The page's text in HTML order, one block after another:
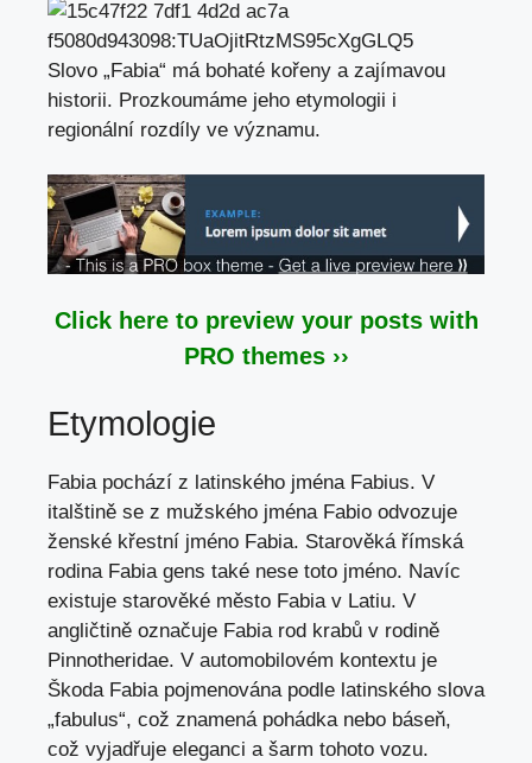
Slovo „Fabia“ má bohaté kořeny a zajímavou
historii. Prozkoumáme jeho etymologii i
regionální rozdíly ve významu.
Click here to preview your posts with
PRO themes ››
Etymologie
Fabia pochází z latinského jména Fabius. V
italštině se z mužského jména Fabio odvozuje
ženské křestní jméno Fabia. Starověká římská
rodina Fabia gens také nese toto jméno. Navíc
existuje starověké město Fabia v Latiu. V
angličtině označuje Fabia rod krabů v rodině
Pinnotheridae. V automobilovém kontextu je
Škoda Fabia pojmenována podle latinského slova
„fabulus“, což znamená pohádka nebo báseň,
což vyjadřuje eleganci a šarm tohoto vozu.